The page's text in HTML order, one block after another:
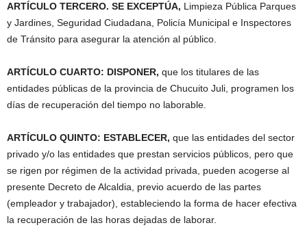
ARTÍCULO TERCERO. SE EXCEPTÚA, Limpieza Pública Parques
y Jardines, Seguridad Ciudadana, Policía Municipal e Inspectores
de Tránsito para asegurar la atención al público.
ARTÍCULO CUARTO: DISPONER, que los titulares de las
entidades públicas de la provincia de Chucuito Juli, programen los
días de recuperación del tiempo no laborable.
ARTÍCULO QUINTO: ESTABLECER, que las entidades del sector
privado y/o las entidades que prestan servicios públicos, pero que
se rigen por régimen de la actividad privada, pueden acogerse al
presente Decreto de Alcaldia, previo acuerdo de las partes
(empleador y trabajador), estableciendo la forma de hacer efectiva
la recuperación de las horas dejadas de laborar.